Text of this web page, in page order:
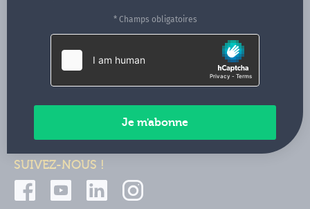
* Champs obligatoires
35000 Rennes
02 99 05 25 47
Contactez-nous
Paiements sécurisés
SUIVEZ-NOUS !